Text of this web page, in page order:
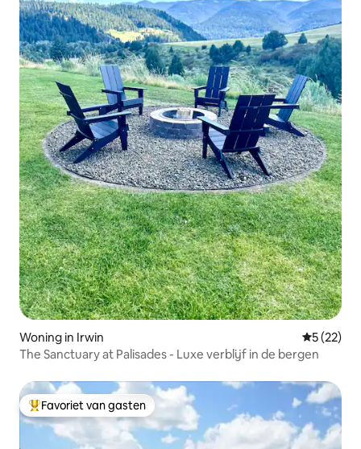
Woning in Irwin
5 (22)
The Sanctuary at Palisades - Luxe verblijf in de bergen
Topfavoriet van gasten
Favoriet van gasten